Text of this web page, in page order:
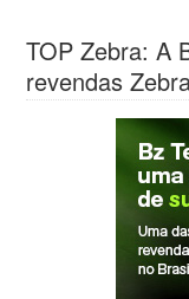
TOP Zebra: A
revendas